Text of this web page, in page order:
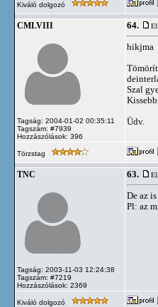
Kiváló dolgozó
CMLVIII
Tagság: 2004-01-02 00:35:11
Tagszám: #7939
Hozzászólások: 396
64.
hikjma
Szal
Üdv.
Törzstag
TNC
Tagság: 2003-11-03 12:24:38
Tagszám: #7219
Hozzászólások: 2369
63.
De az
Pl: az
Kiváló dolgozó